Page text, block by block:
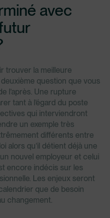
avec
trouver la meilleure
question que vous
l’après. Une rupture
tant à l’égard du poste
qui interviendront
un exemple très
différents entre
alors qu’il détient déjà une
nouvel employeur et celui
encore indécis sur les
Les enjeux seront
que de besoin
changement.